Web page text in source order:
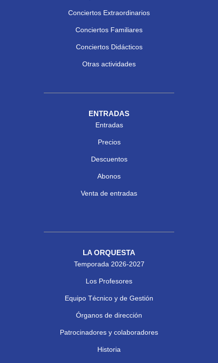
Conciertos Extraordinarios
Conciertos Familiares
Conciertos Didácticos
Otras actividades
ENTRADAS
Entradas
Precios
Descuentos
Abonos
Venta de entradas
LA ORQUESTA
Temporada 2026-2027
Los Profesores
Equipo Técnico y de Gestión
Órganos de dirección
Patrocinadores y colaboradores
Historia